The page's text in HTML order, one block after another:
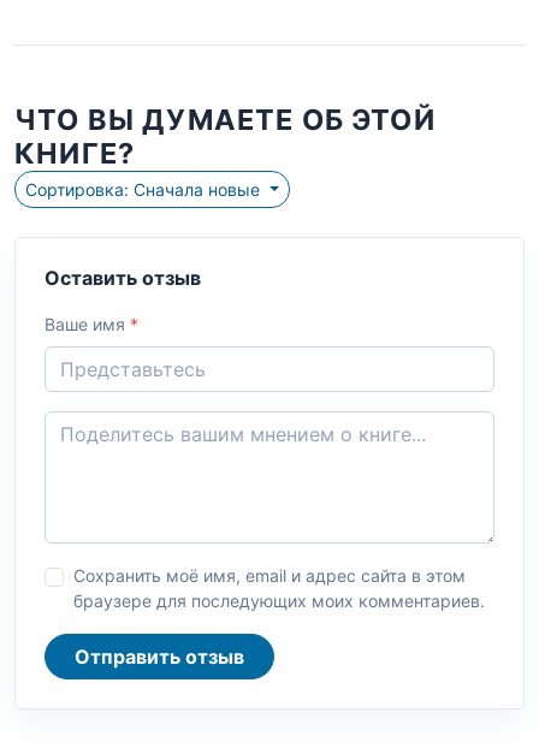
ЧТО ВЫ ДУМАЕТЕ ОБ ЭТОЙ
КНИГЕ?
Сортировка: Сначала новые
Оставить отзыв
Ваше имя *
Сохранить моё имя, email и адрес сайта в этом
браузере для последующих моих комментариев.
Отправить отзыв